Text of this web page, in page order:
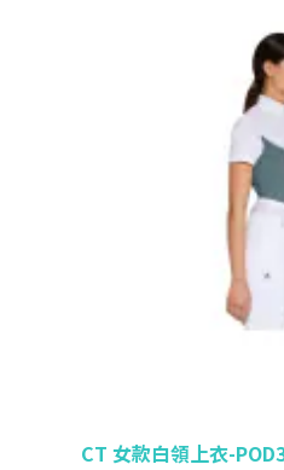
CT 女款白領上衣-